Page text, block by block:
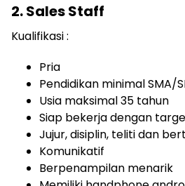
2. Sales Staff
Kualifikasi :
Pria
Pendidikan minimal SMA/
Usia maksimal 35 tahun
Siap bekerja dengan
Jujur, disiplin, teliti dan
Komunikatif
Berpenampilan menarik